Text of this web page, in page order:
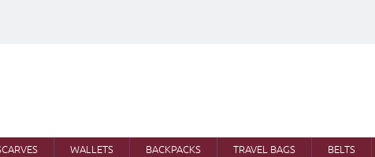
WALLETS BACKPACKS TRAVEL BAGS BELTS